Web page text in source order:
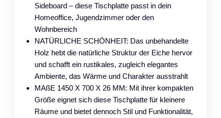
Sideboard – diese Tischplatte passt in dein
Homeoffice, Jugendzimmer oder den
Wohnbereich
NATÜRLICHE SCHÖNHEIT: Das unbehandelte
Holz hebt die natürliche Struktur der Eiche hervor
und schafft ein rustikales, zugleich elegantes
Ambiente, das Wärme und Charakter ausstrahlt
MAßE 1450 X 700 X 26 MM: Mit ihrer kompakten
Größe eignet sich diese Tischplatte für kleinere
Räume und bietet dennoch Stil und Funktionalität,